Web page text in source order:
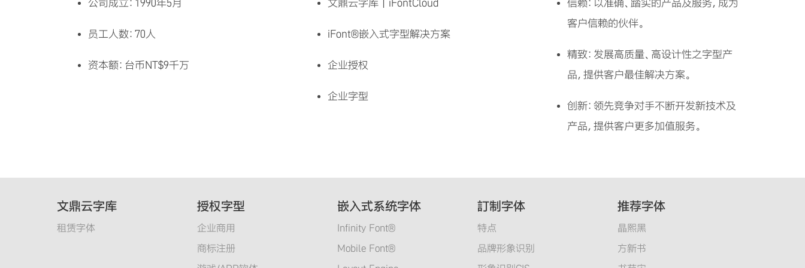
公司成立：1990年5月
员工人数：70人
资本额：台币NT$9千万
文鼎云字库｜ iFontCloud
iFont®嵌入式字型解决方案
企业授权
企业字型
信赖：以准确、踏实的产品及服务，成为
客户信赖的伙伴。
精致：发展高质量、高设计性之字型产
品，提供客户最佳解决方案。
创新：领先竞争对手不断开发新技术及
产品，提供客户更多加值服务。
文鼎云字库
租赁字体
授权字型
企业商用
商标注册
嵌入式系统字体
Infinity Font®
Mobile Font®
訂制字体
特点
品牌形象识别
推荐字体
晶熙黑
方新书